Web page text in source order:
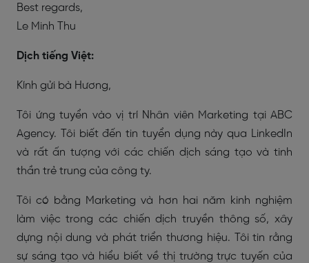
Best regards,
Le Minh Thu
Dịch tiếng Việt:
Kính gửi bà Hương,
Tôi ứng tuyển vào vị trí Nhân viên Marketing tại ABC
Agency. Tôi biết đến tin tuyển dụng này qua LinkedIn
và rất ấn tượng với các chiến dịch sáng tạo và tinh
thần trẻ trung của công ty.
Tôi có bằng Marketing và hơn hai năm kinh nghiệm
làm việc trong các chiến dịch truyền thông số, xây
dựng nội dung và phát triển thương hiệu. Tôi tin rằng
sự sáng tạo và hiểu biết về thị trường trực tuyến của